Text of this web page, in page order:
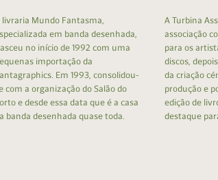
livraria Mundo Fantasma,
em banda desenhada,
no início de 1992 com uma
importação da
Em 1993, consolidou-
com a organização do Salão do
e desde essa data que é a casa
banda desenhada quase toda.
A Turbina
associação
para os
discos,
da criação
produção e
edição de
destaque